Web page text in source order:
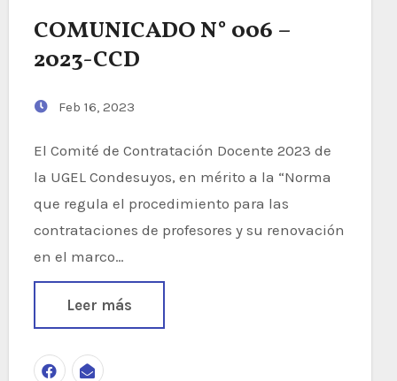
COMUNICADO N° 006 –
2023-CCD
Feb 16, 2023
El Comité de Contratación Docente 2023 de
la UGEL Condesuyos, en mérito a la “Norma
que regula el procedimiento para las
contrataciones de profesores y su renovación
en el marco…
Leer más